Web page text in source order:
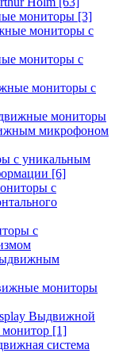
мониторы [3]
мониторы с
мониторы с
мониторы с
мониторы
микрофоном
с уникальным
[6]
с
с
мониторы
Выдвижной
монитор [1]
система